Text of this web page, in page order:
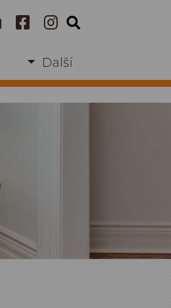
Další